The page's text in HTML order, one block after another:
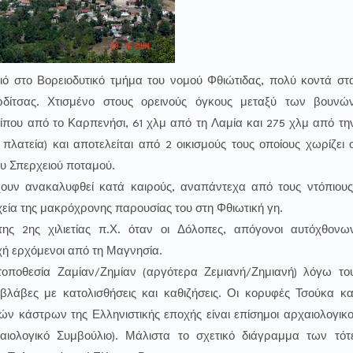
στο Βορειοδυτικό τμήμα του νομού Φθιώτιδας, πολύ κοντά
Χτισμένο στους ορεινούς όγκους μεταξύ των
από το Καρπενήσι, 61 χλμ από τη Λαμία και 275 χλμ από
και αποτελείται από 2 οικισμούς τους οποίους χωρίζει
Σπερχειού ποταμού.
ανακαλυφθεί κατά καιρούς, αναπάντεχα από τους
της μακρόχρονης παρουσίας του στη Φθιωτική γη.
2ης χιλιετίας π.Χ. όταν οι Δόλοπες, απόγονοι
ερχόμενοι από τη Μαγνησία.
Ζαμίαν/Ζημίαν (αργότερα Ζεμιανή/Ζημιανή) λόγω
με κατολισθήσεις και καθιζήσεις. Οι κορυφές Τσούκα
της Ελληνιστικής εποχής είναι επίσημοι
Συμβούλιο). Μάλιστα το σχετικό διάγραμμα των